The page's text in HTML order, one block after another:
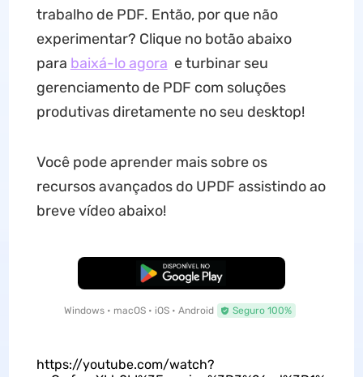
trabalho de PDF. Então, por que não
experimentar? Clique no botão abaixo
para baixá-lo agora e turbinar seu
gerenciamento de PDF com soluções
produtivas diretamente no seu desktop!
Você pode aprender mais sobre os
recursos avançados do UPDF assistindo ao
breve vídeo abaixo!
Baixar Grátis
Windows • macOS • iOS • Android Seguro 100%
https://youtube.com/watch?